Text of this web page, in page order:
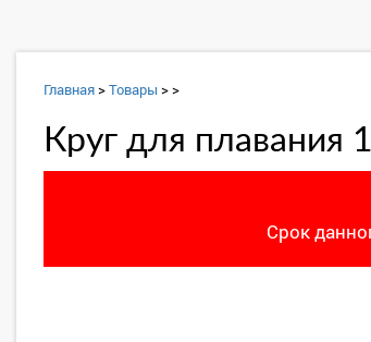
Главная>Товары >>
Круг для плавания
Срок